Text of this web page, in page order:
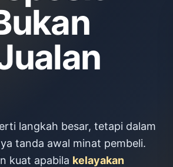
langkah besar, tetapi dalam
tanda awal minat pembeli.
kuat apabila kelayakan